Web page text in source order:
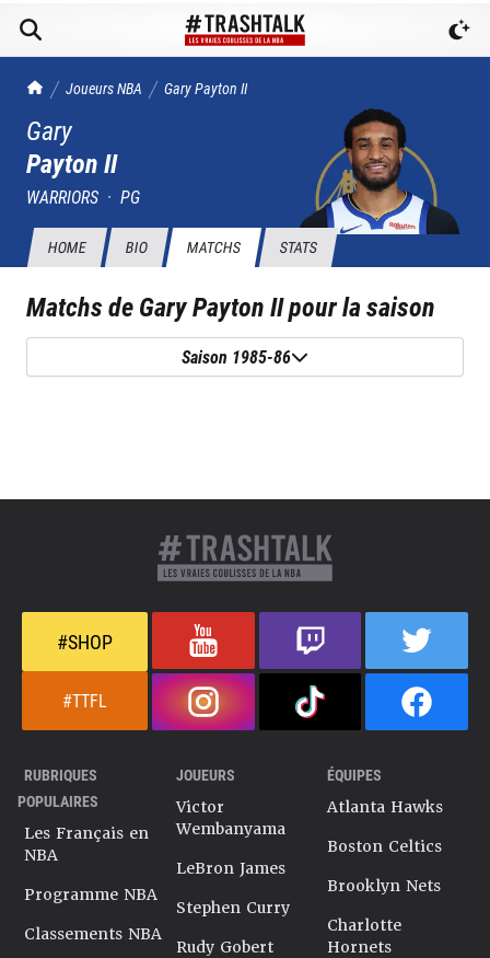
TrashTalk Actu NBA
Joueurs NBA GaryPayton II
Gary
Payton II
WARRIORS · PG
HOME BIO MATCHS STATS
Matchs deGary Payton IIpour la saison
Saison 1985-86
#SHOP
#TTFL
RUBRIQUES
POPULAIRES
Les Français en
NBA
Programme NBA
Classements NBA
JOUEURS
Victor
Wembanyama
LeBron James
Stephen Curry
Rudy Gobert
ÉQUIPES
Atlanta Hawks
Boston Celtics
Brooklyn Nets
Charlotte
Hornets